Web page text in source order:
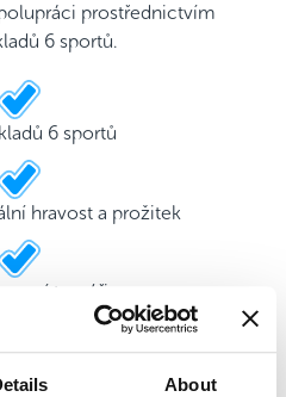
About
prostřednictvím
6 sportů.
6 sportů
hravost a prožitek
trenéři